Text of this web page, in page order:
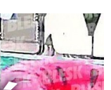
První slova!